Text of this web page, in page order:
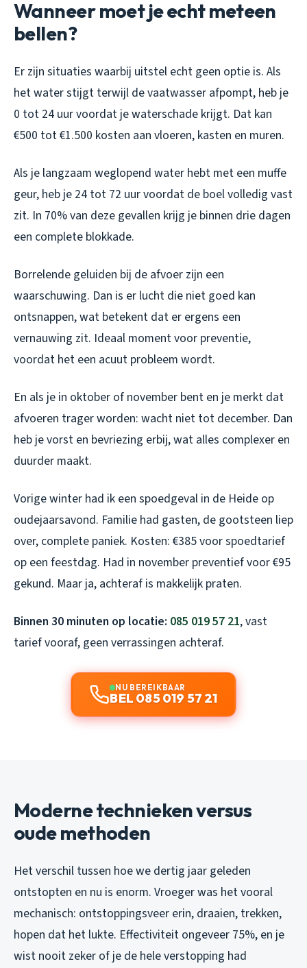
Wanneer moet je echt meteen
bellen?
Er zijn situaties waarbij uitstel echt geen optie is. Als
het water stijgt terwijl de vaatwasser afpompt, heb je
0 tot 24 uur voordat je waterschade krijgt. Dat kan
€500 tot €1.500 kosten aan vloeren, kasten en muren.
Als je langzaam weglopend water hebt met een muffe
geur, heb je 24 tot 72 uur voordat de boel volledig vast
zit. In 70% van deze gevallen krijg je binnen drie dagen
een complete blokkade.
Borrelende geluiden bij de afvoer zijn een
waarschuwing. Dan is er lucht die niet goed kan
ontsnappen, wat betekent dat er ergens een
vernauwing zit. Ideaal moment voor preventie,
voordat het een acuut probleem wordt.
En als je in oktober of november bent en je merkt dat
afvoeren trager worden: wacht niet tot december. Dan
heb je vorst en bevriezing erbij, wat alles complexer en
duurder maakt.
Vorige winter had ik een spoedgeval in de Heide op
oudejaarsavond. Familie had gasten, de gootsteen liep
over, complete paniek. Kosten: €385 voor spoedtarief
op een feestdag. Had in november preventief voor €95
gekund. Maar ja, achteraf is makkelijk praten.
Binnen 30 minuten op locatie: 085 019 57 21, vast
tarief vooraf, geen verrassingen achteraf.
NU BEREIKBAAR
BEL 085 019 57 21
Moderne technieken versus
oude methoden
Het verschil tussen hoe we dertig jaar geleden
ontstopten en nu is enorm. Vroeger was het vooral
mechanisch: ontstoppingsveer erin, draaien, trekken,
hopen dat het lukte. Effectiviteit ongeveer 75%, en je
wist nooit zeker of je de hele verstopping had